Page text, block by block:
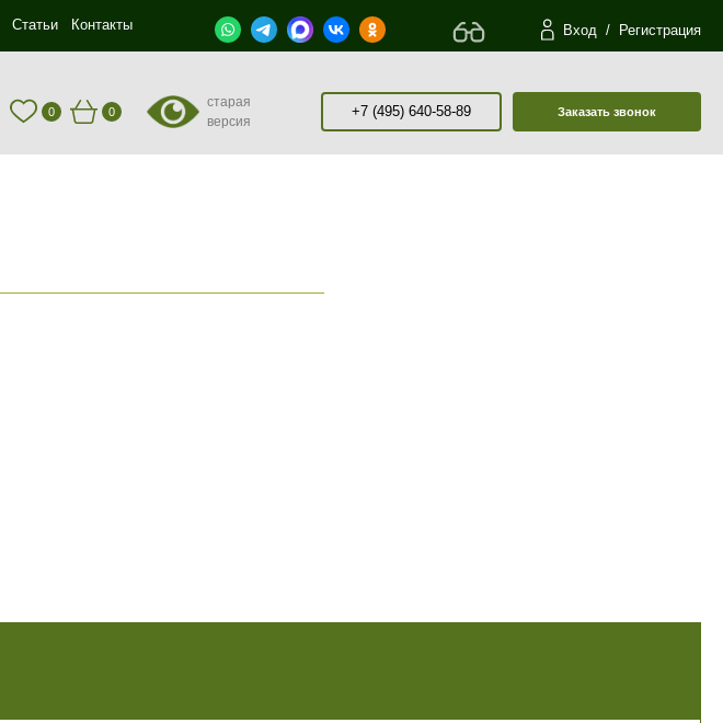
Статьи Контакты Вход / Регистрация
0 0
старая
версия
+7 (495) 640-58-89 Заказать звонок